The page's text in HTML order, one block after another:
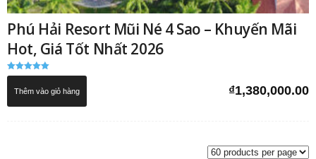
Phú Hải Resort Mũi Né 4 Sao – Khuyến Mãi
Hot, Giá Tốt Nhất 2026
Được xếp
5.00
₫1,380,000.00
Thêm vào giỏ hàng